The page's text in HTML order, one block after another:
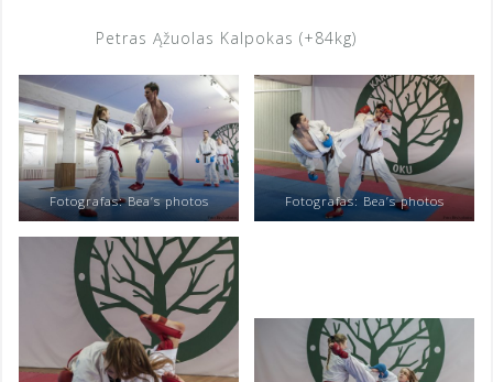
Petras Ąžuolas Kalpokas (+84kg)
Fotografas: Bea’s photos Fotografas: Bea’s photos